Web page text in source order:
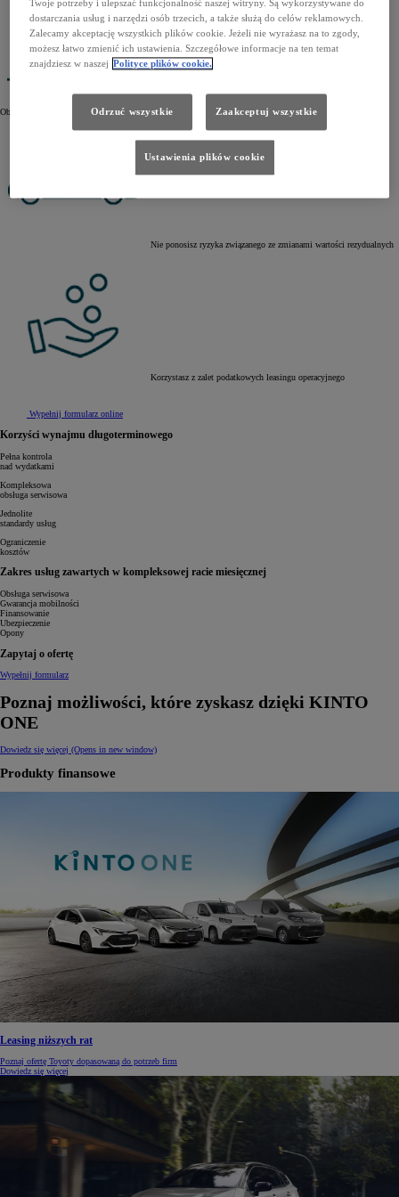
Obsługi Toyoty
Nie ponosisz ryzyka związanego ze zmianami wartości rezydualnych
Korzystasz z zalet podatkowych leasingu operacyjnego
Wypełnij formularz online
Korzyści wynajmu długoterminowego
Pełna kontrola
nad wydatkami
Kompleksowa
obsługa serwisowa
Jednolite
standardy usług
Ograniczenie
kosztów
Zakres usług zawartych w kompleksowej racie miesięcznej
Obsługa serwisowa
Gwarancja mobilności
Finansowanie
Ubezpieczenie
Opony
Zapytaj o ofertę
Wypełnij formularz
Poznaj możliwości, które zyskasz dzięki KINTO
ONE
Dowiedz się więcej (Opens in new window)
Produkty finansowe
Leasing niższych rat
Poznaj ofertę Toyoty dopasowaną do potrzeb firm
Dowiedz się więcej
Twoje potrzeby i ulepszać funkcjonalność naszej witryny. Są wykorzystywane do
dostarczania usług i narzędzi osób trzecich, a także służą do celów reklamowych.
Zalecamy akceptację wszystkich plików cookie. Jeżeli nie wyrażasz na to zgody,
możesz łatwo zmienić ich ustawienia. Szczegółowe informacje na ten temat
znajdziesz w naszej Polityce plików cookie.
Odrzuć wszystkie Zaakceptuj wszystkie
Ustawienia plików cookie